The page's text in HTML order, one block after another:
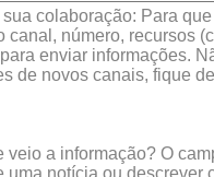
sua colaboração: Para
canal, número, recursos
enviar informações.
de novos canais, fique
veio a informação? O
uma notícia ou descrever